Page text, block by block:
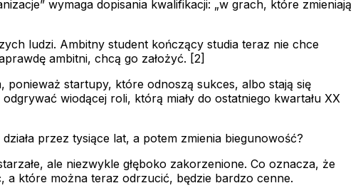
wymaga dopisania kwalifikacji: „w grach, które zmieniają
ludzi. Ambitny student kończący studia teraz nie chce
ambitni, chcą go założyć. [2]
startupy, które odnoszą sukces, albo stają się
wiodącej roli, którą miały do ostatniego kwartału XX
przez tysiące lat, a potem zmienia biegunowość?
ale niezwykle głęboko zakorzenione. Co oznacza, że
a które można teraz odrzucić, będzie bardzo cenne.